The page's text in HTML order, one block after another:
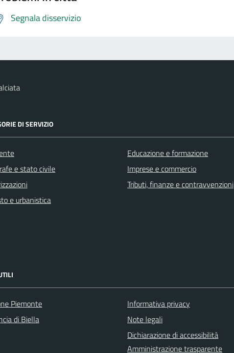
Segnala disservizio
DI SERVIZIO
e stato civile
e urbanistica
Educazione e formazione
Imprese e commercio
Tributi, finanze e contravvenzioni
Piemonte
di Biella
Informativa privacy
Note legali
Dichiarazione di accessibilità
Amministrazione trasparente